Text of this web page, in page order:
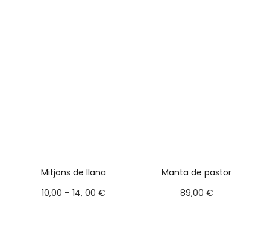
Mitjons de llana
10,00 – 14, 00 €
Manta de pastor
89,00 €